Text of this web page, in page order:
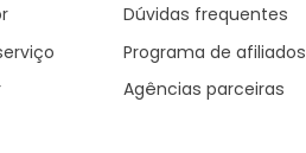
Dúvidas frequentes
Programa de afiliados
Agências parceiras